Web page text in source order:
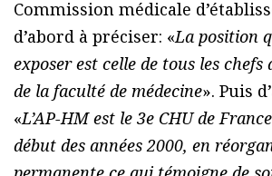
Commission médicale
d’abord à préciser: «La position
exposer est celle de tous les chefs
de la faculté de médecine». Puis
«L’AP-HM est le 3e CHU de
début des années 2000, en